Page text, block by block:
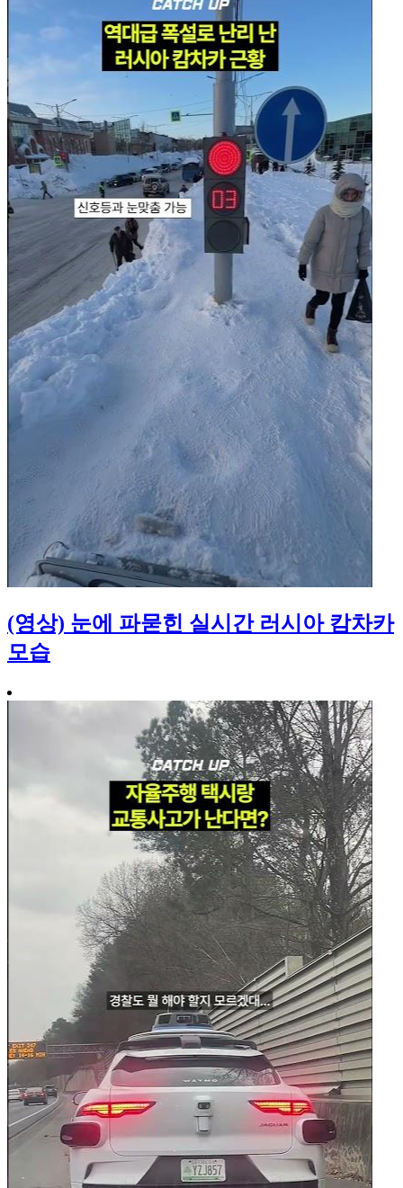
(영상) 눈에 파묻힌 실시간 러시아 캄차카
모습